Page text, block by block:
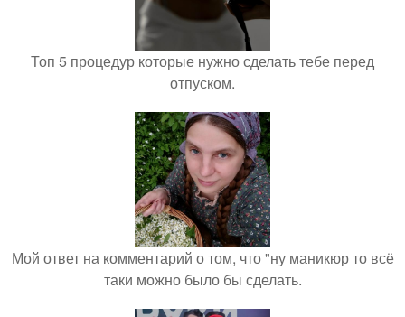
Топ 5 процедур которые нужно сделать тебе перед
отпуском.
Мой ответ на комментарий о том, что "ну маникюр то всё
таки можно было бы сделать.